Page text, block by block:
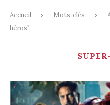
Accueil Mots-clés
héros"